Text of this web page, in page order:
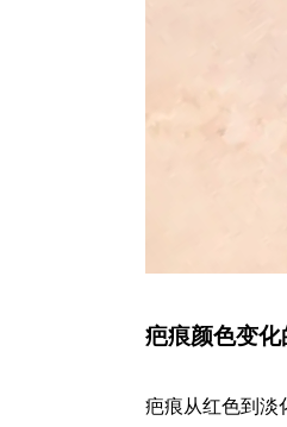
疤痕颜色变
疤痕从红色到淡